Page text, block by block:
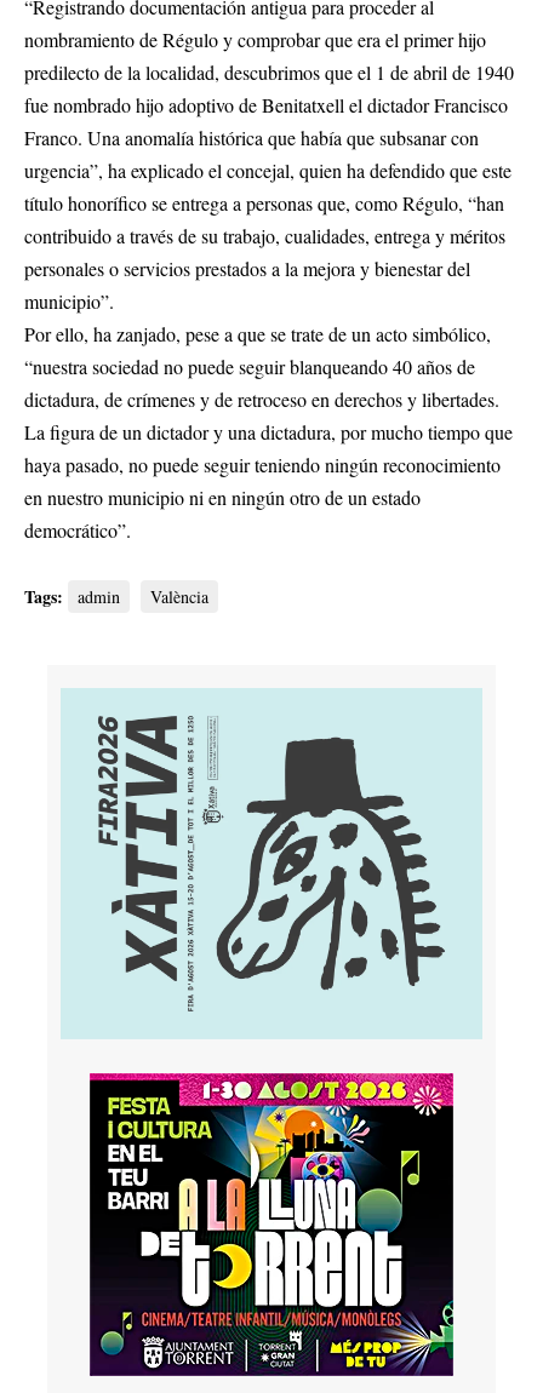
“Registrando documentación antigua para proceder al
nombramiento de Régulo y comprobar que era el primer hijo
predilecto de la localidad, descubrimos que el 1 de abril de 1940
fue nombrado hijo adoptivo de Benitatxell el dictador Francisco
Franco. Una anomalía histórica que había que subsanar con
urgencia”, ha explicado el concejal, quien ha defendido que este
título honorífico se entrega a personas que, como Régulo, “han
contribuido a través de su trabajo, cualidades, entrega y méritos
personales o servicios prestados a la mejora y bienestar del
municipio”.
Por ello, ha zanjado, pese a que se trate de un acto simbólico,
“nuestra sociedad no puede seguir blanqueando 40 años de
dictadura, de crímenes y de retroceso en derechos y libertades.
La figura de un dictador y una dictadura, por mucho tiempo que
haya pasado, no puede seguir teniendo ningún reconocimiento
en nuestro municipio ni en ningún otro de un estado
democrático”.
Tags: admin València